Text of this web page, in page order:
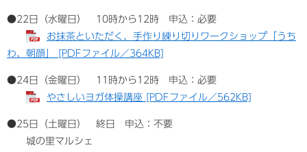
●22日（水曜日） 10時から12時 申込：必要
お抹茶といただく、手作り練り切りワークショップ「うち
わ、朝顔」 [PDFファイル／364KB]
●24日（金曜日） 11時から12時 申込：必要
やさしいヨガ体操講座 [PDFファイル／562KB]
●25日（土曜日） 終日 申込：不要
城の里マルシェ